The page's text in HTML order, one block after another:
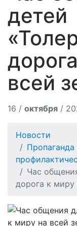
детей
всей
16 / октября /
Новости
Час
дорога к миру